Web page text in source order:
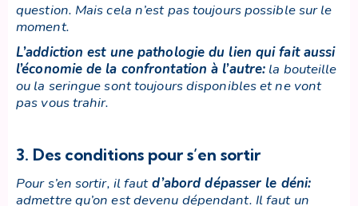
question. Mais cela n’est pas toujours possible sur le
moment.
L’addiction est une pathologie du lien qui fait aussi
l’économie de la confrontation à l’autre: la bouteille
ou la seringue sont toujours disponibles et ne vont
pas vous trahir.
3. Des conditions pour s’en sortir
Pour s’en sortir, il fautd’abord dépasser le déni:
admettre qu’on est devenu dépendant. Il faut un